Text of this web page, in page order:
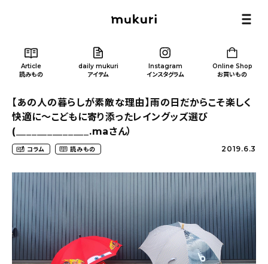
Article
読みもの
daily mukuri
アイテム
Instagram
インスタグラム
Online Shop
お買いもの
カテゴリー一覧
新着記事
人気の記事
【あの人の暮らしが素敵な理由】雨の日だからこそ楽しく
快適に〜こどもに寄り添ったレイングッズ選び
(______________.maさん）
コラム 読みもの 2019.6.3